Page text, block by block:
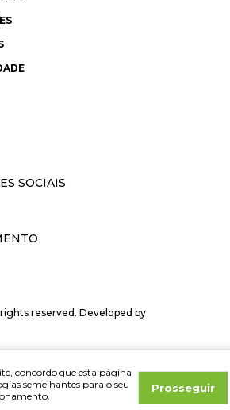
concordo que esta página
semelhantes para o seu
Prosseguir
SOCIAIS
reserved. Developed by